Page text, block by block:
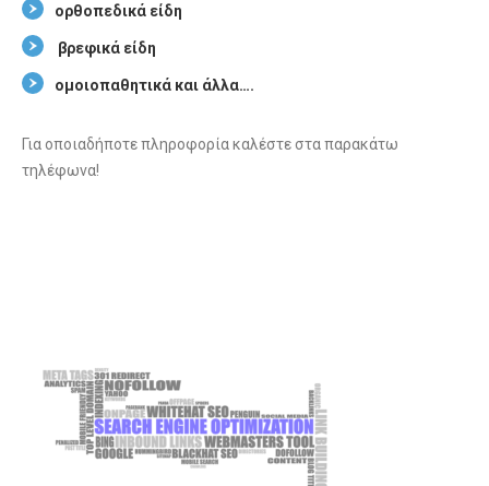
ορθοπεδικά είδη
βρεφικά είδη
ομοιοπαθητικά και άλλα….
Για οποιαδήποτε πληροφορία καλέστε στα παρακάτω
τηλέφωνα!